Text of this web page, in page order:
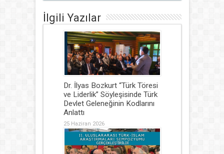
İlgili Yazılar
Dr. İlyas Bozkurt “Türk Töresi
ve Liderlik” Söyleşisinde Türk
Devlet Geleneğinin Kodlarını
Anlattı
25 Haziran 2026